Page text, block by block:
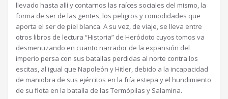
llevado hasta allí y contarnos las raíces sociales del mismo, la
forma de ser de las gentes, los peligros y comodidades que
aporta el ser de piel blanca. A su vez, de viaje, se lleva entre
otros libros de lectura “Historia” de Heródoto cuyos tomos va
desmenuzando en cuanto narrador de la expansión del
imperio persa con sus batallas perdidas al norte contra los
escitas, al igual que Napoleón y Hitler, debido a la incapacidad
de maniobra de sus ejércitos en la fría estepa y el hundimiento
de su flota en la batalla de las Termópilas y Salamina.